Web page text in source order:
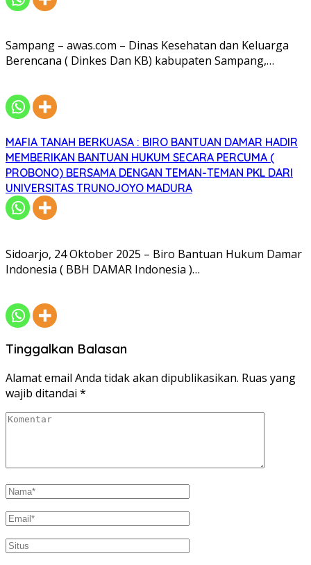
Sampang – awas.com – Dinas Kesehatan dan Keluarga
Berencana ( Dinkes Dan KB) kabupaten Sampang,…
MAFIA TANAH BERKUASA : BIRO BANTUAN DAMAR HADIR
MEMBERIKAN BANTUAN HUKUM SECARA PERCUMA (
PROBONO) BERSAMA DENGAN TEMAN-TEMAN PKL DARI
UNIVERSITAS TRUNOJOYO MADURA
Sidoarjo, 24 Oktober 2025­ – Biro Bantuan Hukum Damar
Indonesia ( BBH DAMAR Indonesia )…
Tinggalkan Balasan
Alamat email Anda tidak akan dipublikasikan. Ruas yang
wajib ditandai *